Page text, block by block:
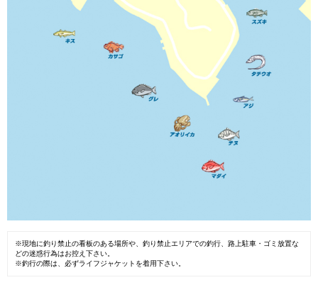
※現地に釣り禁止の看板のある場所や、釣り禁止エリアでの釣行、路上駐車・ゴミ放置な
どの迷惑行為はお控え下さい。
※釣行の際は、必ずライフジャケットを着用下さい。